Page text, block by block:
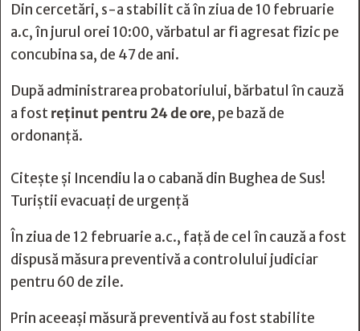
Din cercetări, s-a stabilit că în ziua de 10 februarie
a.c, în jurul orei 10:00, vărbatul ar fi agresat fizic pe
concubina sa, de 47 de ani.
După administrarea probatoriului, bărbatul în cauză
a fostreținut pentru 24 de ore, pe bază de
ordonanță.
Citește și Incendiu la o cabană din Bughea de Sus!
Turiștii evacuați de urgență
În ziua de 12 februarie a.c., față de cel în cauză a fost
dispusă măsura preventivă a controlului judiciar
pentru 60 de zile.
Prin aceeași măsură preventivă au fost stabilite